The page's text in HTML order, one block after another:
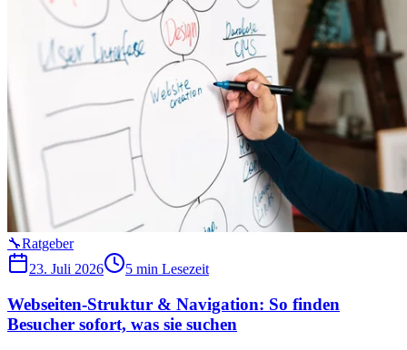
🔧Ratgeber
23. Juli 2026
5 min Lesezeit
Webseiten-Struktur & Navigation: So finden
Besucher sofort, was sie suchen